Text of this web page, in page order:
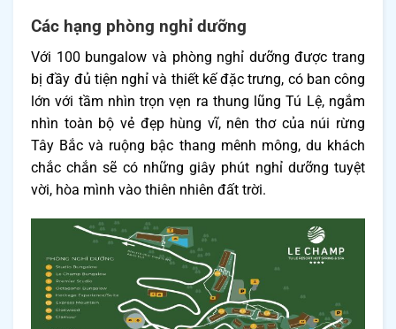
Các hạng phòng nghỉ dưỡng
Với 100 bungalow và phòng nghỉ dưỡng được trang
bị đầy đủ tiện nghỉ và thiết kế đặc trưng, có ban công
lớn với tầm nhìn trọn vẹn ra thung lũng Tú Lệ, ngắm
nhìn toàn bộ vẻ đẹp hùng vĩ, nên thơ của núi rừng
Tây Bắc và ruộng bậc thang mênh mông, du khách
chắc chắn sẽ có những giây phút nghỉ dưỡng tuyệt
vời, hòa mình vào thiên nhiên đất trời.